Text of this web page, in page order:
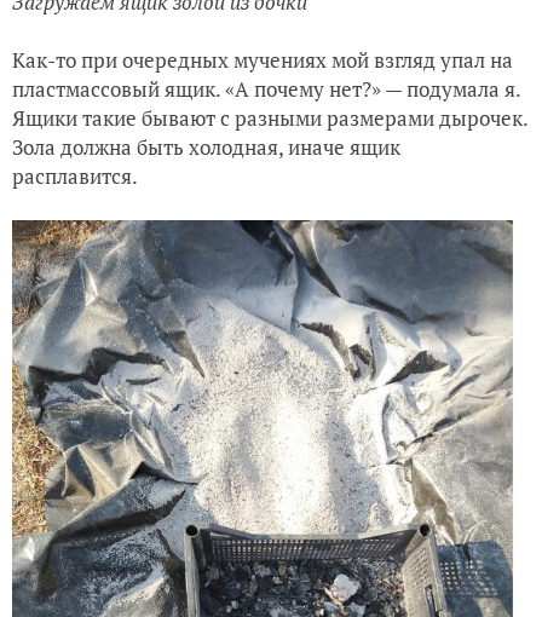
Как-то при очередных мучениях мой взгляд упал на
пластмассовый ящик. «А почему нет?» — подумала я.
Ящики такие бывают с разными размерами дырочек.
Зола должна быть холодная, иначе ящик
расплавится.